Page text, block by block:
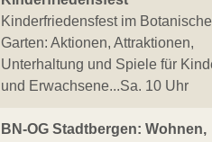
Kinderfriedensfest im
Garten: Aktionen, Attraktionen,
Unterhaltung und Spiele für
und Erwachsene...Sa. 10 Uhr
BN-OG Stadtbergen: Wohnen,